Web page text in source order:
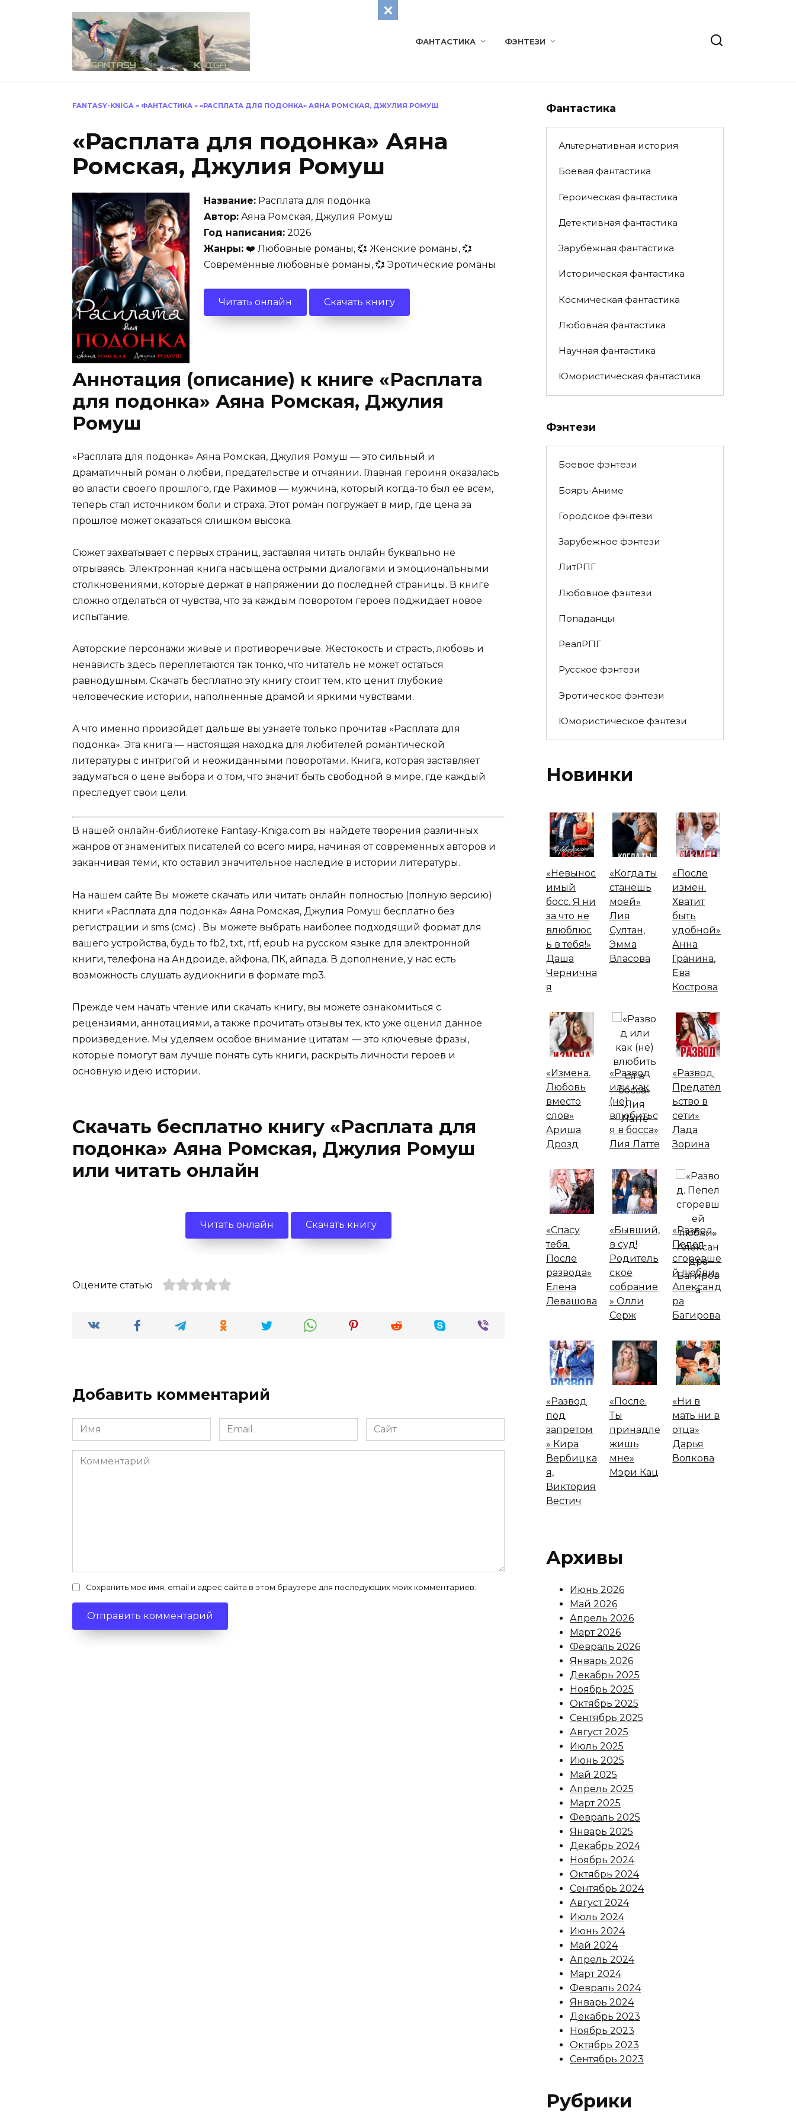
ФАНТАСТИКА ФЭНТЕЗИ
FANTASY-KNIGA » ФАНТАСТИКА » «РАСПЛАТА ДЛЯ ПОДОНКА» АЯНА РОМСКАЯ, ДЖУЛИЯ РОМУШ
«Расплата для подонка» Аяна
Ромская, Джулия Ромуш
Название: Расплата для подонка
Автор: Аяна Ромская, Джулия Ромуш
Год написания: 2026
Жанры: ❤️ Любовные романы, 💞 Женские романы, 💞
Современные любовные романы, 💞 Эротические романы
Читать онлайн Скачать книгу
Аннотация (описание) к книге «Расплата
для подонка» Аяна Ромская, Джулия
Ромуш
«Расплата для подонка» Аяна Ромская, Джулия Ромуш — это сильный и
драматичный роман о любви, предательстве и отчаянии. Главная героиня оказалась
во власти своего прошлого, где Рахимов — мужчина, который когда-то был ее всем,
теперь стал источником боли и страха. Этот роман погружает в мир, где цена за
прошлое может оказаться слишком высока.
Сюжет захватывает с первых страниц, заставляя читать онлайн буквально не
отрываясь. Электронная книга насыщена острыми диалогами и эмоциональными
столкновениями, которые держат в напряжении до последней страницы. В книге
сложно отделаться от чувства, что за каждым поворотом героев поджидает новое
испытание.
Авторские персонажи живые и противоречивые. Жестокость и страсть, любовь и
ненависть здесь переплетаются так тонко, что читатель не может остаться
равнодушным. Скачать бесплатно эту книгу стоит тем, кто ценит глубокие
человеческие истории, наполненные драмой и яркими чувствами.
А что именно произойдет дальше вы узнаете только прочитав «Расплата для
подонка». Эта книга — настоящая находка для любителей романтической
литературы с интригой и неожиданными поворотами. Книга, которая заставляет
задуматься о цене выбора и о том, что значит быть свободной в мире, где каждый
преследует свои цели.
В нашей онлайн-библиотеке Fantasy-Kniga.com вы найдете творения различных
жанров от знаменитых писателей со всего мира, начиная от современных авторов и
заканчивая теми, кто оставил значительное наследие в истории литературы.
На нашем сайте Вы можете скачать или читать онлайн полностью (полную версию)
книги «Расплата для подонка» Аяна Ромская, Джулия Ромуш бесплатно без
регистрации и sms (смс) . Вы можете выбрать наиболее подходящий формат для
вашего устройства, будь то fb2, txt, rtf, epub на русском языке для электронной
книги, телефона на Андроиде, айфона, ПК, айпада. В дополнение, у нас есть
возможность слушать аудиокниги в формате mp3.
Прежде чем начать чтение или скачать книгу, вы можете ознакомиться с
рецензиями, аннотациями, а также прочитать отзывы тех, кто уже оценил данное
произведение. Мы уделяем особое внимание цитатам — это ключевые фразы,
которые помогут вам лучше понять суть книги, раскрыть личности героев и
основную идею истории.
Скачать бесплатно книгу «Расплата для
подонка» Аяна Ромская, Джулия Ромуш
или читать онлайн
Читать онлайн Скачать книгу
Оцените статью
Добавить комментарий
Имя
*
Email
*
Сайт
Комментарий
Сохранить моё имя, email и адрес сайта в этом браузере для последующих моих комментариев.
Фантастика
Альтернативная история
Боевая фантастика
Героическая фантастика
Детективная фантастика
Зарубежная фантастика
Историческая фантастика
Космическая фантастика
Любовная фантастика
Научная фантастика
Юмористическая фантастика
Фэнтези
Боевое фэнтези
Бояръ-Аниме
Городское фэнтези
Зарубежное фэнтези
ЛитРПГ
Любовное фэнтези
Попаданцы
РеалРПГ
Русское фэнтези
Эротическое фэнтези
Юмористическое фэнтези
Новинки
«Невынос
имый
босс. Я ни
за что не
влюблюс
ь в тебя!»
Даша
Чернична
я
«Когда ты
станешь
моей»
Лия
Султан,
Эмма
Власова
«После
измен.
Хватит
быть
удобной»
Анна
Гранина,
Ева
Кострова
«Измена.
Любовь
вместо
слов»
Ариша
Дрозд
«Развод
или как
(не)
влюбитьс
я в босса»
Лия Латте
«Развод.
Предател
ьство в
сети»
Лада
Зорина
«Спасу
тебя.
После
развода»
Елена
Левашова
«Бывший,
в суд!
Родитель
ское
собрание
» Олли
Серж
«Развод.
Пепел
сгоревше
й любви»
Александ
ра
Багирова
«Развод
под
запретом
» Кира
Вербицка
я,
Виктория
Вестич
«После.
Ты
принадле
жишь
мне»
Мэри Кац
«Ни в
мать ни в
отца»
Дарья
Волкова
Архивы
Июнь 2026
Май 2026
Апрель 2026
Март 2026
Февраль 2026
Январь 2026
Декабрь 2025
Ноябрь 2025
Октябрь 2025
Сентябрь 2025
Август 2025
Июль 2025
Июнь 2025
Май 2025
Апрель 2025
Март 2025
Февраль 2025
Январь 2025
Декабрь 2024
Ноябрь 2024
Октябрь 2024
Сентябрь 2024
Август 2024
Июль 2024
Июнь 2024
Май 2024
Апрель 2024
Март 2024
Февраль 2024
Январь 2024
Декабрь 2023
Ноябрь 2023
Октябрь 2023
Сентябрь 2023
Рубрики